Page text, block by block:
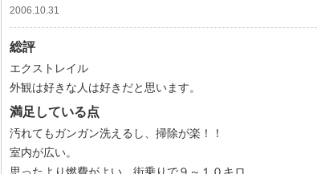
2006.10.31
総評
エクストレイル
外観は好きな人は好きだと思います。
満足している点
汚れてもガンガン洗えるし、掃除が楽！！
室内が広い。